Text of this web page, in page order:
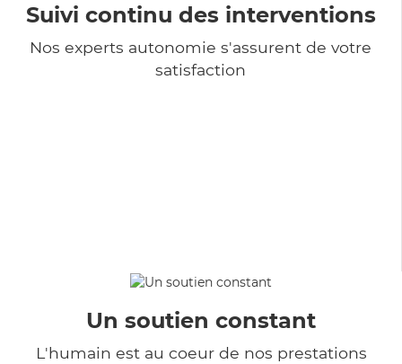
Suivi continu des interventions
Nos experts autonomie s'assurent de votre
satisfaction
Un soutien constant
L'humain est au coeur de nos prestations